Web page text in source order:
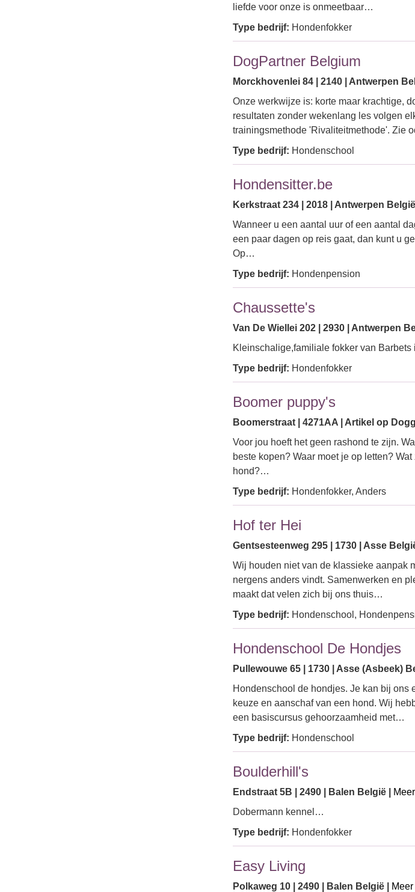
liefde voor onze is onmeetbaar…
Type bedrijf: Hondenfokker
DogPartner Belgium
Morckhovenlei 84 | 2140 | Antwerpen
Onze werkwijze is: korte maar krachtige,
resultaten zonder wekenlang les volgen
trainingsmethode 'Rivaliteitmethode'. Zie
Type bedrijf: Hondenschool
Hondensitter.be
Kerkstraat 234 | 2018 | Antwerpen België
Wanneer u een aantal uur of een aantal
een paar dagen op reis gaat, dan kunt u
Op…
Type bedrijf: Hondenpension
Chaussette's
Van De Wiellei 202 | 2930 | Antwerpen
Kleinschalige,familiale fokker van
Type bedrijf: Hondenfokker
Boomer puppy's
Boomerstraat | 4271AA | Artikel op
Voor jou hoeft het geen rashond te zijn.
beste kopen? Waar moet je op letten?
hond?…
Type bedrijf: Hondenfokker, Anders
Hof ter Hei
Gentsesteenweg 295 | 1730 | Asse
Wij houden niet van de klassieke aanpak
nergens anders vindt. Samenwerken en
maakt dat velen zich bij ons thuis…
Type bedrijf: Hondenschool,
Hondenschool De Hondjes
Pullewouwe 65 | 1730 | Asse (Asbeek)
Hondenschool de hondjes. Je kan bij ons
keuze en aanschaf van een hond. Wij
een basiscursus gehoorzaamheid met…
Type bedrijf: Hondenschool
Boulderhill's
Endstraat 5B | 2490 | Balen België |
Dobermann kennel…
Type bedrijf: Hondenfokker
Easy Living
Polkaweg 10 | 2490 | Balen België |